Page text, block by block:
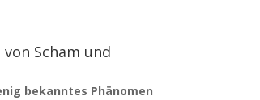
Scham und
bekanntes Phänomen